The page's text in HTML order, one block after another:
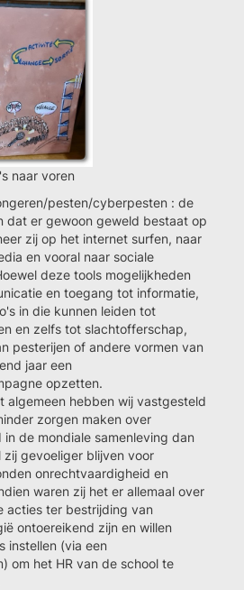
naar voren
pesten/cyberpesten : de
dat er gewoon geweld bestaat op
zij op het internet surfen, naar
en vooral naar sociale
deze tools mogelijkheden
en toegang tot informatie,
in die kunnen leiden tot
en zelfs tot slachtofferschap,
pesterijen of andere vormen van
jaar een
opzetten.
algemeen hebben wij vastgesteld
zorgen maken over
de mondiale samenleving dan
zij gevoeliger blijven voor
onrechtvaardigheid en
waren zij het er allemaal over
acties ter bestrijding van
ontoereikend zijn en willen
instellen (via een
om het HR van de school te